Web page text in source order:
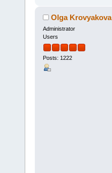
Olga Krovyakova
Administrator
Users
Posts: 1222